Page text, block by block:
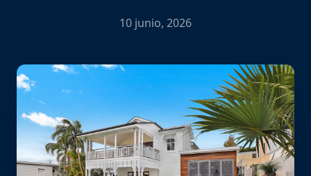
10 junio, 2026